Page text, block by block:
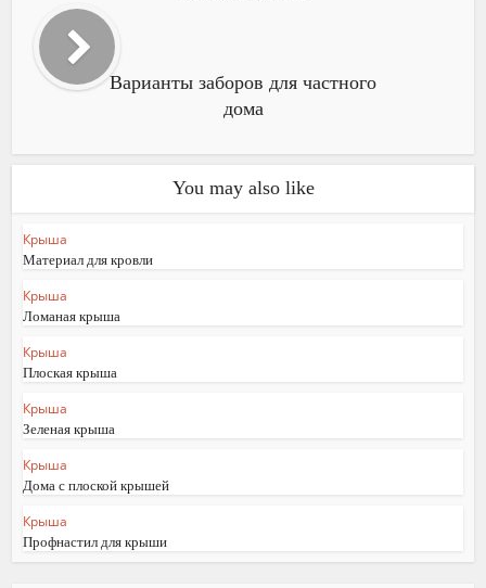
Варианты заборов для частного
дома
You may also like
Крыша
Материал для кровли
Крыша
Ломаная крыша
Крыша
Плоская крыша
Крыша
Зеленая крыша
Крыша
Дома с плоской крышей
Крыша
Профнастил для крыши